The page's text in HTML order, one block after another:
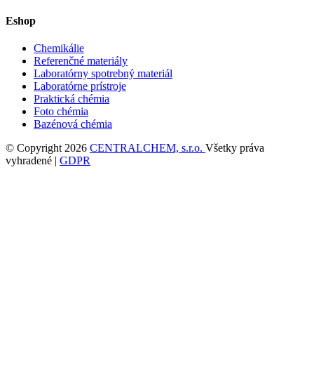
Eshop
Chemikálie
Referenčné materiály
Laboratórny spotrebný materiál
Laboratórne prístroje
Praktická chémia
Foto chémia
Bazénová chémia
© Copyright 2026 CENTRALCHEM, s.r.o. Všetky práva
vyhradené | GDPR